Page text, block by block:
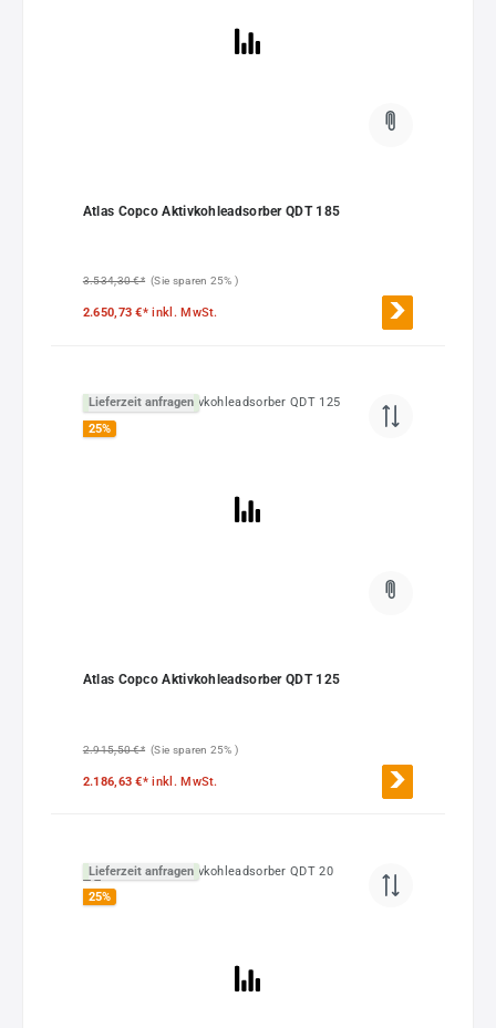
Atlas Copco Aktivkohleadsorber QDT 185
3.534,30 €* (Sie sparen 25% )
2.650,73 €*inkl. MwSt.
Lieferzeit anfragen
25%
Atlas Copco Aktivkohleadsorber QDT 125
2.915,50 €* (Sie sparen 25% )
2.186,63 €*inkl. MwSt.
Lieferzeit anfragen
25%